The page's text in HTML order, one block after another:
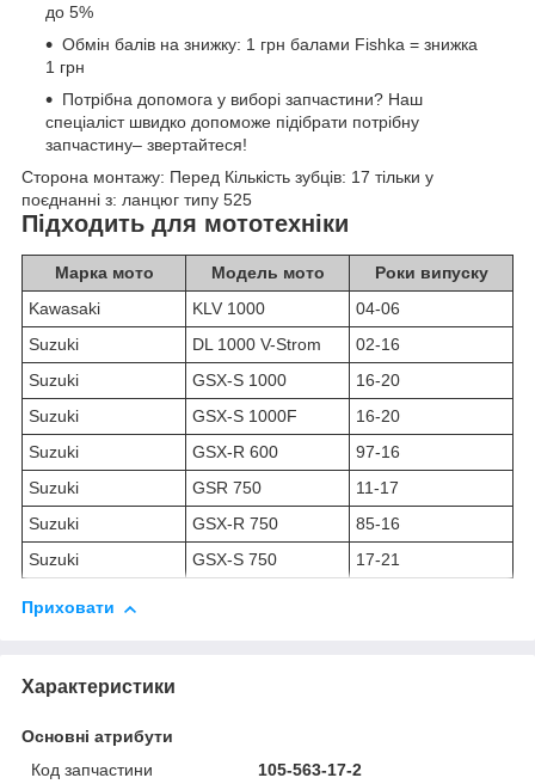
до 5%
Обмін балів на знижку: 1 грн балами Fishka = знижка
1 грн
Потрібна допомога у виборі запчастини? Наш
спеціаліст швидко допоможе підібрати потрібну
запчастину– звертайтеся!
Сторона монтажу: Перед Кількість зубців: 17 тільки у
поєднанні з: ланцюг типу 525
Підходить для мототехніки
Марка мото Модель мото
Роки випуску
Kawasaki
KLV 1000
04-06
Suzuki
DL 1000 V-Strom
02-16
Suzuki
GSX-S 1000
16-20
Suzuki
GSX-S 1000F
16-20
Suzuki
GSX-R 600
97-16
Suzuki
GSR 750
11-17
Suzuki
GSX-R 750
85-16
Suzuki
GSX-S 750 17-21
Приховати
Характеристики
Основні атрибути
Код запчастини
105-563-17-2